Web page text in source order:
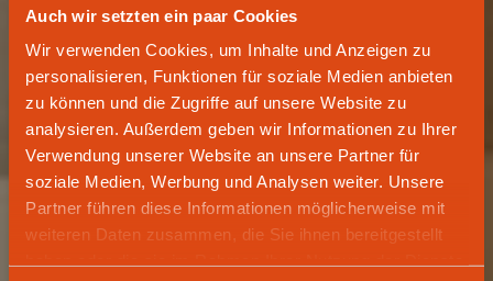
Auch wir setzten ein paar Cookies
Wir verwenden Cookies, um Inhalte und Anzeigen zu
personalisieren, Funktionen für soziale Medien anbieten
zu können und die Zugriffe auf unsere Website zu
analysieren. Außerdem geben wir Informationen zu Ihrer
Verwendung unserer Website an unsere Partner für
soziale Medien, Werbung und Analysen weiter. Unsere
Partner führen diese Informationen möglicherweise mit
weiteren Daten zusammen, die Sie ihnen bereitgestellt
AM HEERDTER KRAN­KEN­HAUS 4A PARKING GARAGE
— THE ENTIRE RHINE ROUTE, FROM ROTTERDAM TO
BASEL, PARKS HERE — RIGHT NEXT TO HEERDTER
HOSPITAL, RKM 740, AND THE ZIPPER HOTEL.